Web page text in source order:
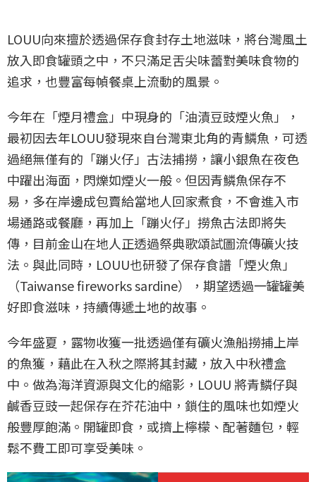
LOUU向來擅於透過保存食封存土地滋味，將台灣風土
放入即食罐頭之中，不只滿足舌尖味蕾對美味食物的
追求，也豐富每幀餐桌上流動的風景。
今年在「煙月禮盒」中現身的「油漬豆豉煙火魚」，
最初因去年LOUU發現來自台灣東北角的青鱗魚，可透
過絕無僅有的「蹦火仔」古法捕撈，讓小銀魚在夜色
中躍出海面，閃爍如煙火一般。但因青鱗魚保存不
易，多在岸邊成包賣給當地人回家煮食，不會進入市
場通路或餐廳，再加上「蹦火仔」撈魚古法即將失
傳，目前金山在地人正透過祭典歌頌試圖流傳礦火技
法。與此同時，LOUU也研發了保存食譜「煙火魚」
（Taiwanse fireworks sardine），期望透過一罐罐美
好即食滋味，持續傳遞土地的故事。
今年盛夏，露物收獲一批透過僅有礦火漁船撈捕上岸
的魚獲，藉此在入秋之際將其封藏，放入中秋禮盒
中。做為海洋資源與文化的縮影，LOUU 將青鱗仔與
鹹香豆豉一起保存在芥花油中，鎖住的風味也如煙火
般豐厚飽滿。開罐即食，或擠上檸檬、配著麵包，輕
鬆不費工即可享受美味。